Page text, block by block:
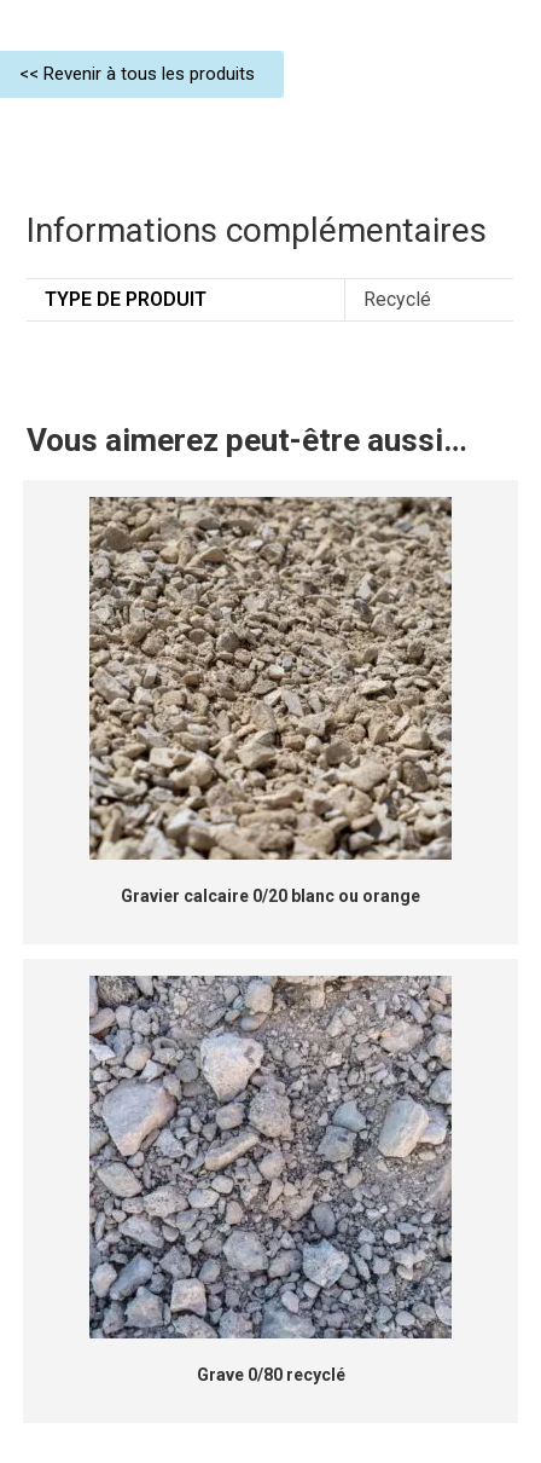
<< Revenir à tous les produits
Informations complémentaires
TYPE DE PRODUIT Recyclé
Vous aimerez peut-être aussi…
Gravier calcaire 0/20 blanc ou orange
Grave 0/80 recyclé